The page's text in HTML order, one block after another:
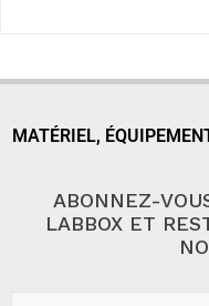
MATÉRIEL,
ABONNEZ-
LABBOX ET